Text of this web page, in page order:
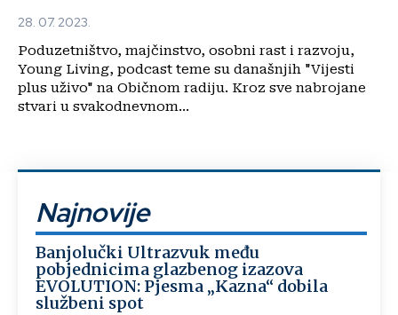
28. 07. 2023.
Poduzetništvo, majčinstvo, osobni rast i razvoju,
Young Living, podcast teme su današnjih "Vijesti
plus uživo" na Običnom radiju. Kroz sve nabrojane
stvari u svakodnevnom...
Najnovije
Banjolučki Ultrazvuk među
pobjednicima glazbenog izazova
EVOLUTION: Pjesma „Kazna“ dobila
službeni spot